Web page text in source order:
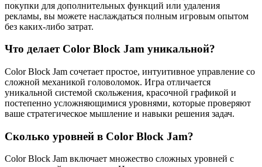
покупки для дополнительных функций или удаления
рекламы, вы можете наслаждаться полным игровым опытом
без каких-либо затрат.
Что делает Color Block Jam уникальной?
Color Block Jam сочетает простое, интуитивное управление со
сложной механикой головоломок. Игра отличается
уникальной системой скольжения, красочной графикой и
постепенно усложняющимися уровнями, которые проверяют
ваше стратегическое мышление и навыки решения задач.
Сколько уровней в Color Block Jam?
Color Block Jam включает множество сложных уровней с